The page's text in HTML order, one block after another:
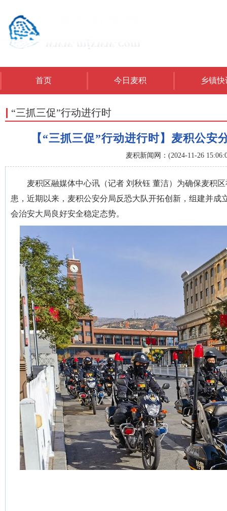
首页 今日麦积 乡镇快
“三抓三促”行动进行时
【“三抓三促”行动进行时】麦积公
麦积新闻网：(2024-11-26
麦积区融媒体中心讯（记者 刘秋钰 董洁）为确保麦积
患，近期以来，麦积公安分局反恐大队开拓创新，组建并
会治安大局良好安全稳定态势。